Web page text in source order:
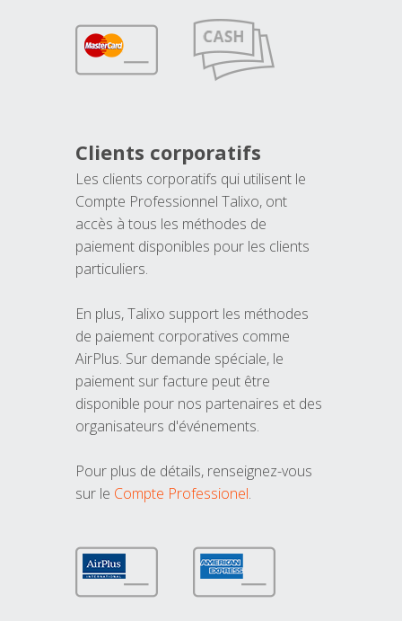
Clients corporatifs
Les clients corporatifs qui utilisent le
Compte Professionnel Talixo, ont
accès à tous les méthodes de
paiement disponibles pour les clients
particuliers.
En plus, Talixo support les méthodes
de paiement corporatives comme
AirPlus. Sur demande spéciale, le
paiement sur facture peut être
disponible pour nos partenaires et des
organisateurs d'événements.
Pour plus de détails, renseignez-vous
sur le Compte Professionel.